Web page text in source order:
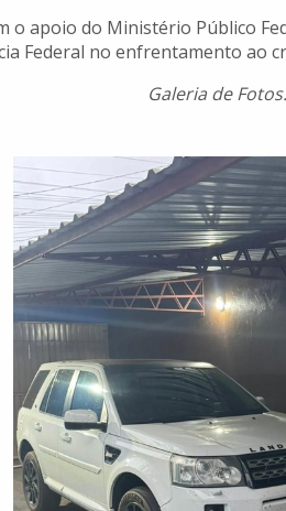
o apoio do Ministério Público
Federal no enfrentamento ao
Galeria de Fotos: